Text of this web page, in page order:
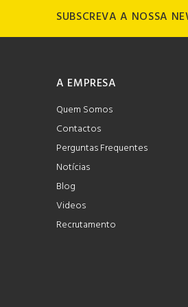
SUBSCREVA A NOSSA
A EMPRESA
Quem Somos
Contactos
Perguntas Frequentes
Notícias
Blog
Videos
Recrutamento